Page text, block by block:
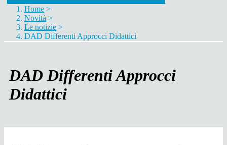
Home >
Novità >
Le notizie >
DAD Differenti Approcci Didattici
DAD Differenti Approcci
Didattici